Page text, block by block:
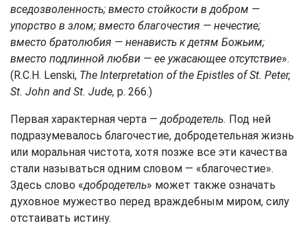
вседозволенность; вместо стойкости в добром —
упорство в злом; вместо благочестия — нечестие;
вместо братолюбия — ненависть к детям Божьим;
вместо подлинной любви — ее ужасающее отсутствие».
(R.C.H. Lenski, The Interpretation of the Epistles of St. Peter,
St. John and St. Jude, p. 266.)
Первая характерная черта —добродетель. Под ней
подразумевалось благочестие, добродетельная жизнь
или моральная чистота, хотя позже все эти качества
стали называться одним словом — «благочестие».
Здесь слово «добродетель» может также означать
духовное мужество перед враждебным миром, силу
отстаивать истину.